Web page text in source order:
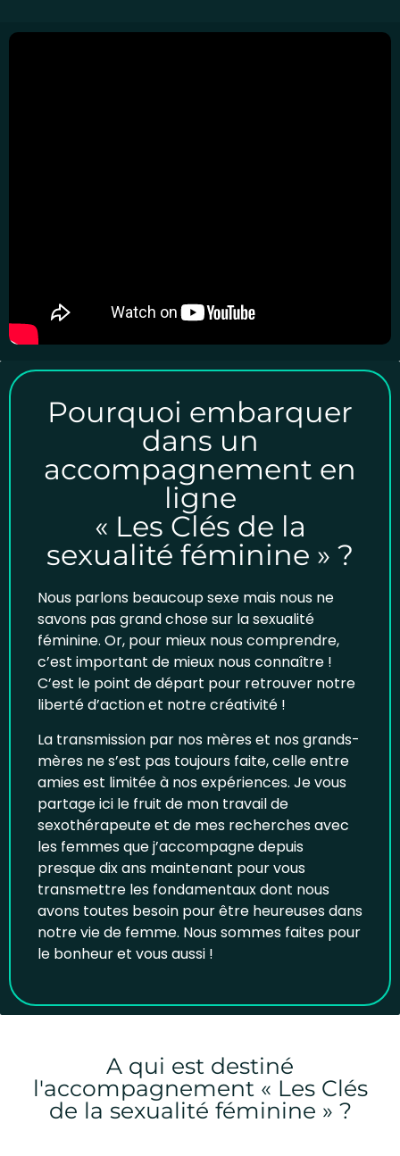
Pourquoi embarquer
dans un
accompagnement en
ligne
« Les Clés de la
sexualité féminine » ?
Nous parlons beaucoup sexe mais nous ne
savons pas grand chose sur lasexualité
féminine. Or, pour mieux nous comprendre,
c’est important de mieux nous connaître !
C’est le point de départ pour retrouver notre
liberté d’action et notre créativité !
La transmission par nos mères et nos grands-
mères ne s’est pas toujours faite, celle entre
amies est limitée à nos expériences. Je vous
partage ici le fruit de mon travail de
sexothérapeute et de mes recherches avec
les femmes que j’accompagne depuis
presque dix ans maintenant pour vous
transmettre les fondamentaux dont nous
avons toutes besoin pour être heureuses dans
notre vie de femme. Nous sommes faites pour
le bonheur et vous aussi !
A qui est destiné
l'accompagnement « Les Clés
de la sexualité féminine » ?